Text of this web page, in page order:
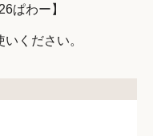
ぱわー】
ください。